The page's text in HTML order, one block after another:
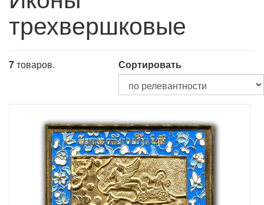
трехвершковые
7товаров. Сортировать